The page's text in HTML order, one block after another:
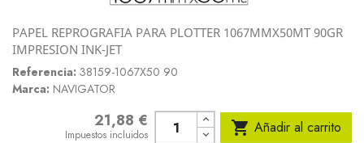
PAPEL REPROGRAFIA PARA PLOTTER 1067MMX50MT 90GR
IMPRESION INK-JET
Referencia: 38159-1067X50 90
Marca: NAVIGATOR
Precio21,88 €
Impuestos incluidos  Añadir al carrito